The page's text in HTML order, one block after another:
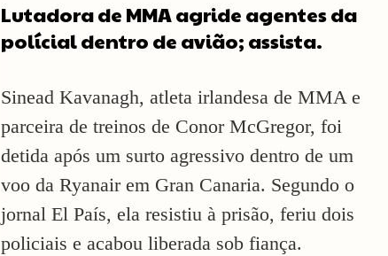
Lutadora de MMA agride agentes da
polícial dentro de avião; assista.
Sinead Kavanagh, atleta irlandesa de MMA e
parceira de treinos de Conor McGregor, foi
detida após um surto agressivo dentro de um
voo da Ryanair em Gran Canaria. Segundo o
jornal El País, ela resistiu à prisão, feriu dois
policiais e acabou liberada sob fiança.